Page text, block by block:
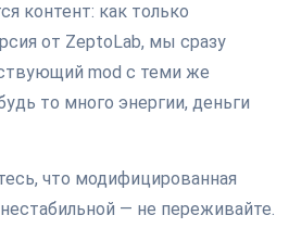
контент: как только
от ZeptoLab, мы сразу
mod с теми же
то много энергии, деньги
что модифицированная
— не переживайте.